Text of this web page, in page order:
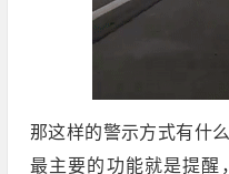
那这样的警示方式有什
最主要的功能就是提醒